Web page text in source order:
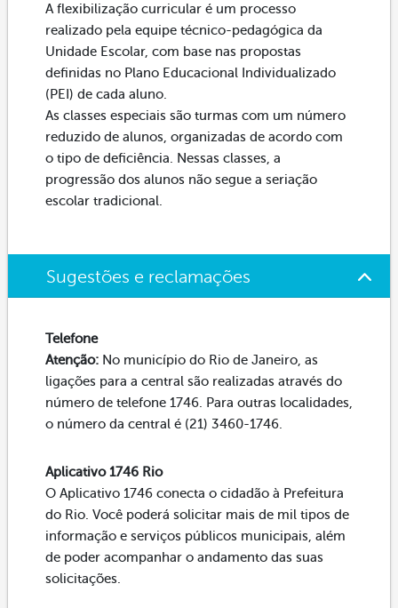
A flexibilização curricular é um processo
realizado pela equipe técnico-pedagógica da
Unidade Escolar, com base nas propostas
definidas no Plano Educacional Individualizado
(PEI) de cada aluno.
As classes especiais são turmas com um número
reduzido de alunos, organizadas de acordo com
o tipo de deficiência. Nessas classes, a
progressão dos alunos não segue a seriação
escolar tradicional.
Sugestões e reclamações
Telefone
Atenção: No município do Rio de Janeiro, as
ligações para a central são realizadas através do
número de telefone 1746. Para outras localidades,
o número da central é (21) 3460-1746.
Aplicativo 1746 Rio
O Aplicativo 1746 conecta o cidadão à Prefeitura
do Rio. Você poderá solicitar mais de mil tipos de
informação e serviços públicos municipais, além
de poder acompanhar o andamento das suas
solicitações.